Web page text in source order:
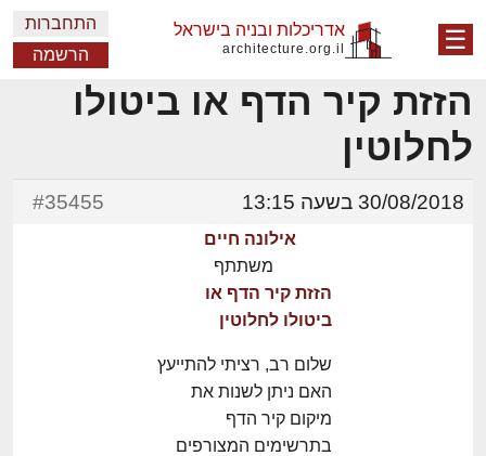
☰ אדריכלות ובניה בישראל
architecture.org.il
התחברות
הרשמה
הזזת קיר הדף או ביטולו
לחלוטין
30/08/2018 בשעה 13:15 #35455
אילונה חיים
משתתף
הזזת קיר הדף או
ביטולו לחלוטין
שלום רב, רציתי להתייעץ
האם ניתן לשנות את
מיקום קיר הדף
בתרשימים המצורפים